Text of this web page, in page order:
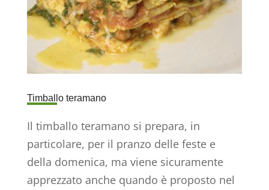
Timballo teramano
Il timballo teramano si prepara, in
particolare, per il pranzo delle feste e
della domenica, ma viene sicuramente
apprezzato anche quando è proposto nel